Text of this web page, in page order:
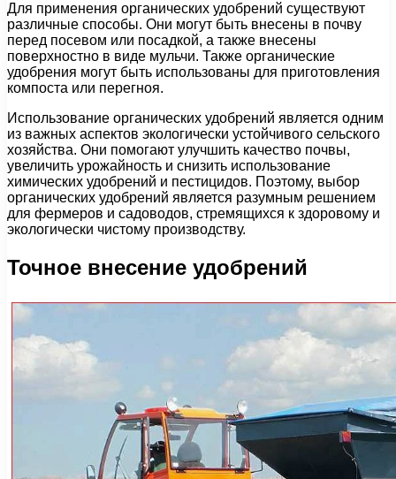
Для применения органических удобрений существуют
различные способы. Они могут быть внесены в почву
перед посевом или посадкой, а также внесены
поверхностно в виде мульчи. Также органические
удобрения могут быть использованы для приготовления
компоста или перегноя.
Использование органических удобрений является одним
из важных аспектов экологически устойчивого сельского
хозяйства. Они помогают улучшить качество почвы,
увеличить урожайность и снизить использование
химических удобрений и пестицидов. Поэтому, выбор
органических удобрений является разумным решением
для фермеров и садоводов, стремящихся к здоровому и
экологически чистому производству.
Точное внесение удобрений